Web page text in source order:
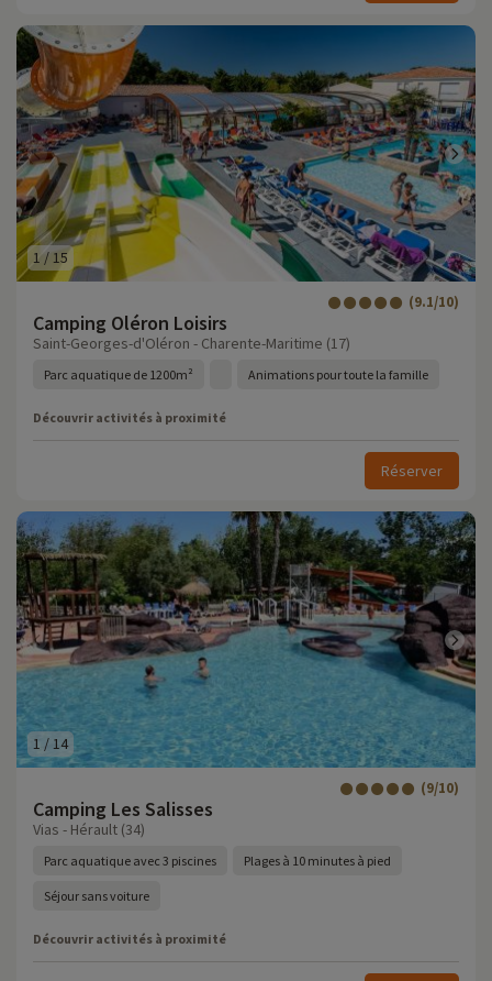
1/15
Camping Oléron Loisirs
(9.1/10)
Saint-Georges-d'Oléron - Charente-Maritime (17)
Parc aquatique de 1200m² Animations pour toute la famille
Découvrir activités à proximité
Réserver
1 /14
Camping Les Salisses
(9/10)
Vias - Hérault (34)
Parc aquatique avec 3 piscines Plages à 10 minutes à pied
Séjour sans voiture
Découvrir activités à proximité